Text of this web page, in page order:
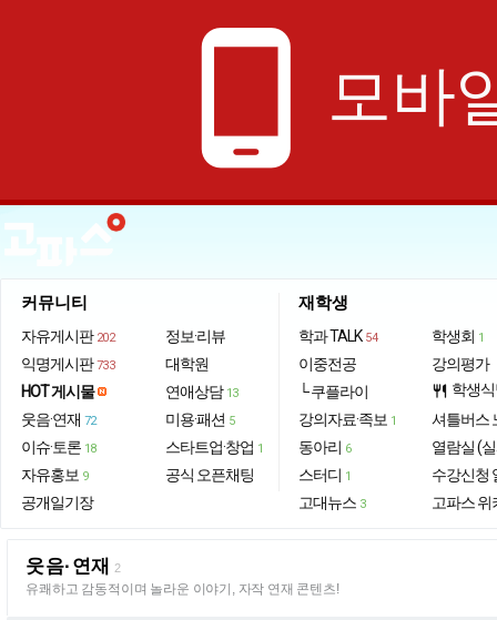
phone_android 모바
커뮤니티
자유게시판 202
익명게시판 733
HOT 게시물
웃음·연재 72
이슈·토론 18
자유홍보 9
공개일기장
정보·리뷰
대학원
연애상담 13
미용·패션 5
스타트업·창업 1
공식 오픈채팅
재학생
학과 TALK 54
이중전공
└ 쿠플라이
강의자료·족보 1
동아리 6
스터디 1
고대뉴스 3
학생회 1
강의평가
restaurant 학생
셔틀버스
열람실 (
수강신청
고파스 위
웃음·연재 2
유쾌하고 감동적이며 놀라운 이야기, 자작 연재 콘텐츠!